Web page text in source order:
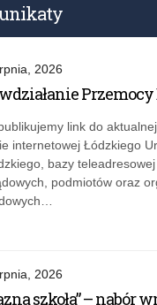
2026
Przemocy
link do
internetowej Łódzkiego
bazy
podmiotów oraz
2026
szkoła” – nabór